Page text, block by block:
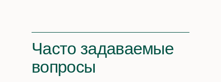
Часто задаваемые
вопросы